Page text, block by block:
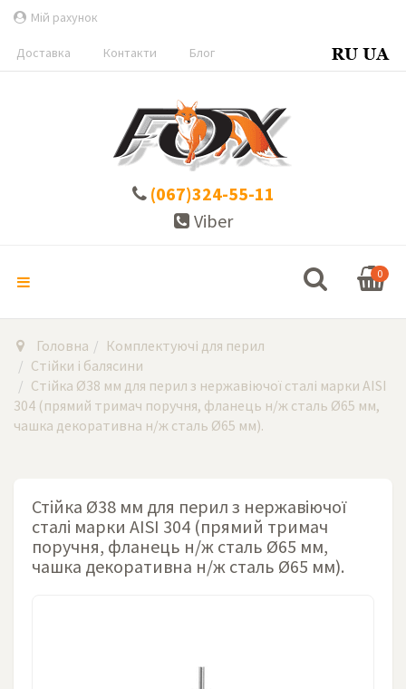
Мій рахунок
Доставка Контакти Блог
(067)324-55-11
Viber
0
Головна
Комплектуючі для перил
Стійки і балясини
Стійка Ø38 мм для перил з нержавіючої сталі марки AISI
304 (прямий тримач поручня, фланець н/ж сталь Ø65 мм,
чашка декоративна н/ж сталь Ø65 мм).
Стійка Ø38 мм для перил з нержавіючої
сталі марки AISI 304 (прямий тримач
поручня, фланець н/ж сталь Ø65 мм,
чашка декоративна н/ж сталь Ø65 мм).